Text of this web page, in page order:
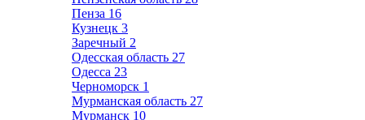
Пенза 16
Кузнецк 3
Заречный 2
Одесская область 27
Одесса 23
Черноморск 1
Мурманская область 27
Мурманск 10